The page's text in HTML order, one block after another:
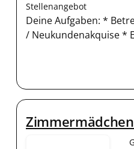
Stellenangebot
Deine Aufgaben: *
/ Neukundenakquise *